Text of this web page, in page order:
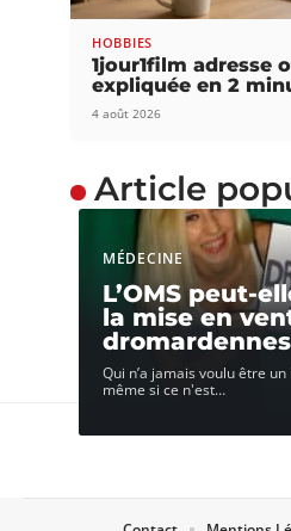
HOBBIES
1jour1film adresse
expliquée en 2
4 août 2026
Article
MÉDECINE
L’OMS peut-
la mise en
Qui n’a jamais voulu être
même si ce n'est…